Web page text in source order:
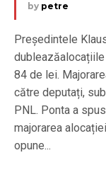
by petre
Președintele
84 de lei.
către deputați,
PNL. Ponta a
majorarea
opune...